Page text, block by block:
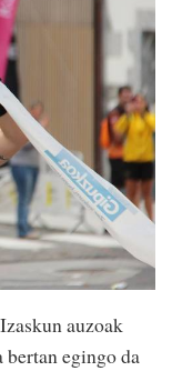
auzoak
egingo da